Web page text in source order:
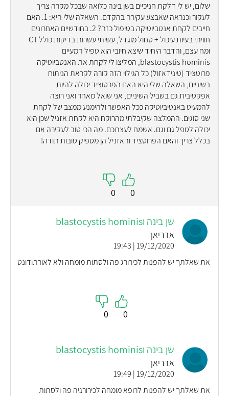
שלום, יש לי דלקת חניכיים בשן בינה כלואה שבכל מקרה צריך
לעקור וכנראה שאבצע עקירה בהקדם. השאלה שלי היא: 1. האם
חייבים לקחת אנטביוטיקה בטיפול כזה? 2. בחודשיים האחרונים
חוויתי בעיות עיכול + טחול מוגדל, עשיתי עשרות בדיקות כולל CT
ומח עצם, והדבר היחיד שיצא חיובי הוא טפיל המעיים
blastocystis hominis, המליצו לי לקחת את האנטביוטיקה
פרוטציד (טינידאזול) כל הגילוי הזה קורה לקראת הניתוח
בשיניים, השאלה שלי היא האם הפרטוציד יכולה להיות
אפקטיבית גם בשביל השיניים, אני שואל מאחר ואני רוצה
להמעיט באנטיביוטיקה ככל האפשר ולהימנע ממצב של לקחת
שני סוגים. ההמלצה שקיבלתי מהרוקח היא לקחת אזניל שכן היא
יכולה לטפל גם וגם. אשמח לעצתכם. מה הכי טוב לעקירה אם
בכלל צריך והאם הפרוטציד והאזניל הן מספיק טובות תודה!
0
0
שן בינה וblastocystis hominis
אדריאן
19/12/2020 | 19:43
את שאלתך יש להפנות לכירורג פה ולסתות מומחה ולא לאורתודונט
0
0
שן בינה וblastocystis hominis
אדריאן
19/12/2020 | 19:49
את שאלתך יש להפנות לרופא מומחה לכירורגיה פה ולסתות